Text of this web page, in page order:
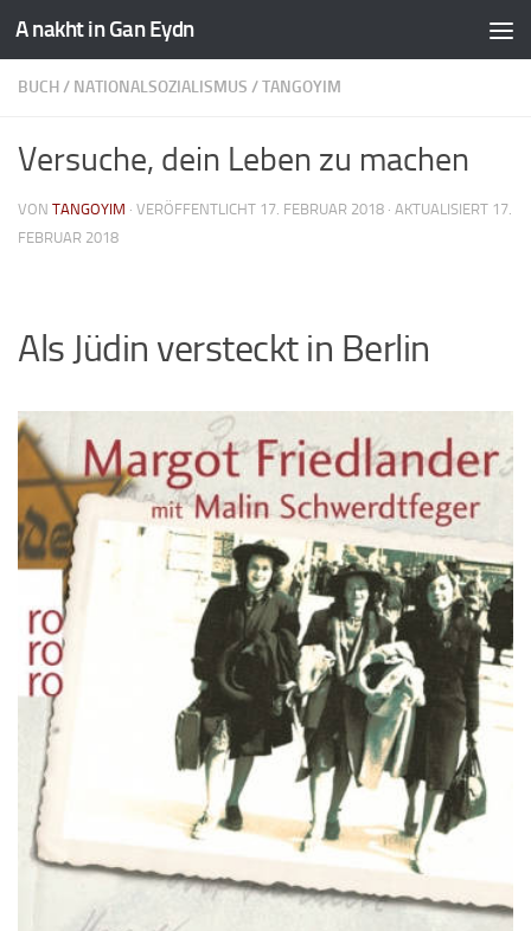
A nakht in Gan Eydn
BUCH/ NATIONALSOZIALISMUS /TANGOYIM
Versuche, dein Leben zu machen
VON TANGOYIM · VERÖFFENTLICHT 17. FEBRUAR 2018 · AKTUALISIERT 17.
FEBRUAR 2018
Als Jüdin versteckt in Berlin